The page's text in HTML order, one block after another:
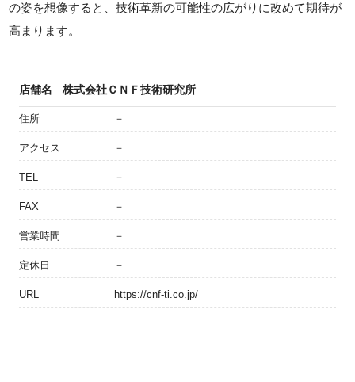
の姿を想像すると、技術革新の可能性の広がりに改めて期待が
高まります。
店舗名 株式会社ＣＮＦ技術研究所
住所 －
アクセス －
TEL －
FAX －
営業時間 －
定休日 －
URL https://cnf-ti.co.jp/